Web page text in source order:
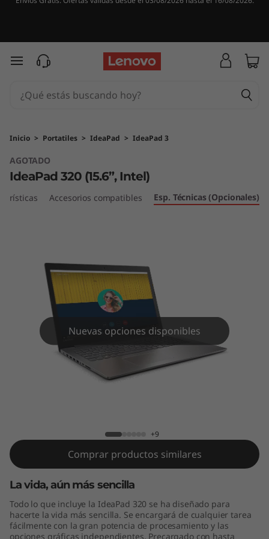
d
e
a
d
3
n
e
Ir al contenido principal
Inicio > Portatiles > IdeaPad > IdeaPad 3
AGOTADO
IdeaPad 320 (15.6”, Intel)
Accesorios compatibles Esp. Técnicas (Opcionales)
Nuevas opciones disponibles
+9
Comprar productos similares
La vida, aún más sencilla
Todo lo que incluye la IdeaPad 320 se ha diseñado para
hacerte la vida más sencilla. Se encargará de cualquier tarea
fácilmente con la gran potencia de procesamiento y las
opciones gráficas independientes. Precargado con hasta